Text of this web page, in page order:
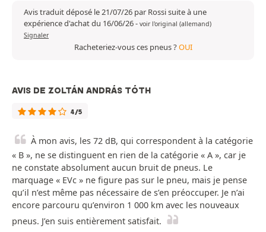
Avis traduit déposé le 21/07/26 par Rossi suite à une
expérience d'achat du 16/06/26- voir l'original (allemand)
Signaler
Racheteriez-vous ces pneus ?OUI
AVIS DE ZOLTÁN ANDRÁS TÓTH
4/5
À mon avis, les 72 dB, qui correspondent à la catégorie
« B », ne se distinguent en rien de la catégorie « A », car je
ne constate absolument aucun bruit de pneus. Le
marquage « EVc » ne figure pas sur le pneu, mais je pense
qu’il n’est même pas nécessaire de s’en préoccuper. Je n’ai
encore parcouru qu’environ 1 000 km avec les nouveaux
pneus. J’en suis entièrement satisfait.